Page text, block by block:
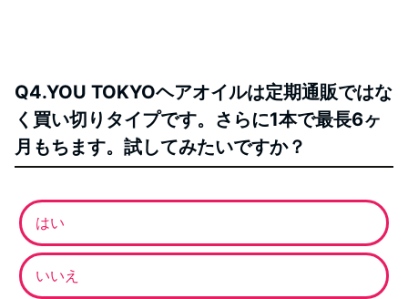
Q4.YOU TOKYOヘアオイルは定期通販ではな
く買い切りタイプです。さらに1本で最長6ヶ
月もちます。試してみたいですか？
はい
いいえ